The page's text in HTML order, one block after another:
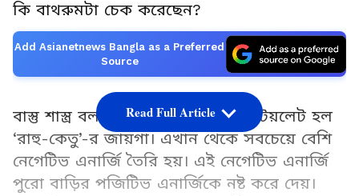
কি বাথরুমটা চেক করেছেন?
Add Asianetnews Bangla as a Preferred
Source
বাস্তু শাস্ত্র বলছে, বাড়ির বাথরুম আর টয়লেট হল
‘রাহু-কেতু’-র জায়গা। এখান থেকে সবচেয়ে বেশি
নেগেটিভ এনার্জি তৈরি হয়। এই নেগেটিভ এনার্জি
পুরো বাড়ির পজিটিভ এনার্জিকে নষ্ট করে দেয়।
Read Full Article